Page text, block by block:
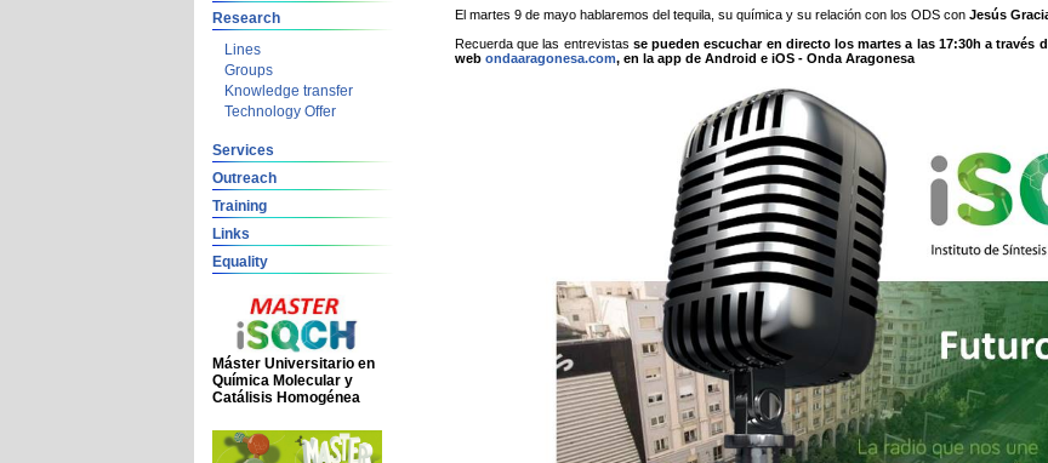
Research
Lines
Groups
Knowledge transfer
Technology Offer
Services
Outreach
Training
Links
Equality
Máster Universitario en
Química Molecular y
Catálisis Homogénea
El martes 9 de mayo hablaremos del tequila, su química y su relación con los ODS con Jesús
Recuerda que las entrevistas se pueden escuchar en directo los martes a las 17:30h a través
web ondaaragonesa.com, en la app de Android e iOS - Onda Aragonesa